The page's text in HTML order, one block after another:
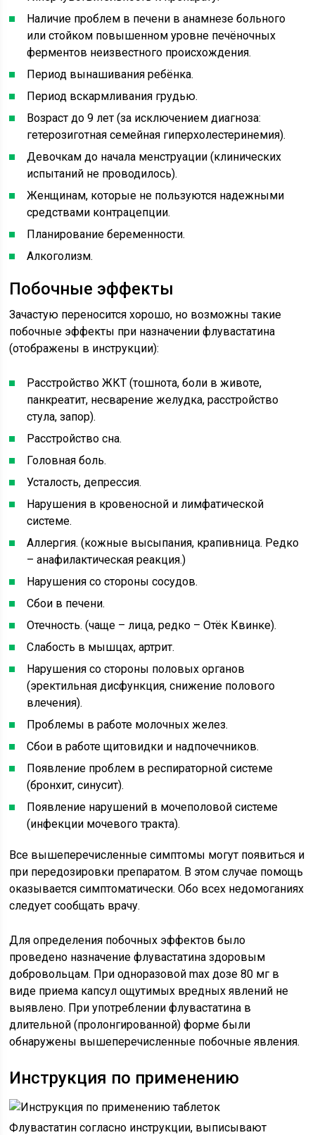
Наличие проблем в печени в анамнезе больного
или стойком повышенном уровне печёночных
ферментов неизвестного происхождения.
Период вынашивания ребёнка.
Период вскармливания грудью.
Возраст до 9 лет (за исключением диагноза:
гетерозиготная семейная гиперхолестеринемия).
Девочкам до начала менструации (клинических
испытаний не проводилось).
Женщинам, которые не пользуются надежными
средствами контрацепции.
Планирование беременности.
Алкоголизм.
Побочные эффекты
Зачастую переносится хорошо, но возможны такие
побочные эффекты при назначении флувастатина
(отображены в инструкции):
Расстройство ЖКТ (тошнота, боли в животе,
панкреатит, несварение желудка, расстройство
стула, запор).
Расстройство сна.
Головная боль.
Усталость, депрессия.
Нарушения в кровеносной и лимфатической
системе.
Аллергия. (кожные высыпания, крапивница. Редко
– анафилактическая реакция.)
Нарушения со стороны сосудов.
Сбои в печени.
Отечность. (чаще – лица, редко – Отёк Квинке).
Слабость в мышцах, артрит.
Нарушения со стороны половых органов
(эректильная дисфункция, снижение полового
влечения).
Проблемы в работе молочных желез.
Сбои в работе щитовидки и надпочечников.
Появление проблем в респираторной системе
(бронхит, синусит).
Появление нарушений в мочеполовой системе
(инфекции мочевого тракта).
Все вышеперечисленные симптомы могут появиться и
при передозировки препаратом. В этом случае помощь
оказывается симптоматически. Обо всех недомоганиях
следует сообщать врачу.
Для определения побочных эффектов было
проведено назначение флувастатина здоровым
добровольцам. При одноразовой max дозе 80 мг в
виде приема капсул ощутимых вредных явлений не
выявлено. При употреблении флувастатина в
длительной (пролонгированной) форме были
обнаружены вышеперечисленные побочные явления.
Инструкция по применению
Флувастатин согласно инструкции, выписывают